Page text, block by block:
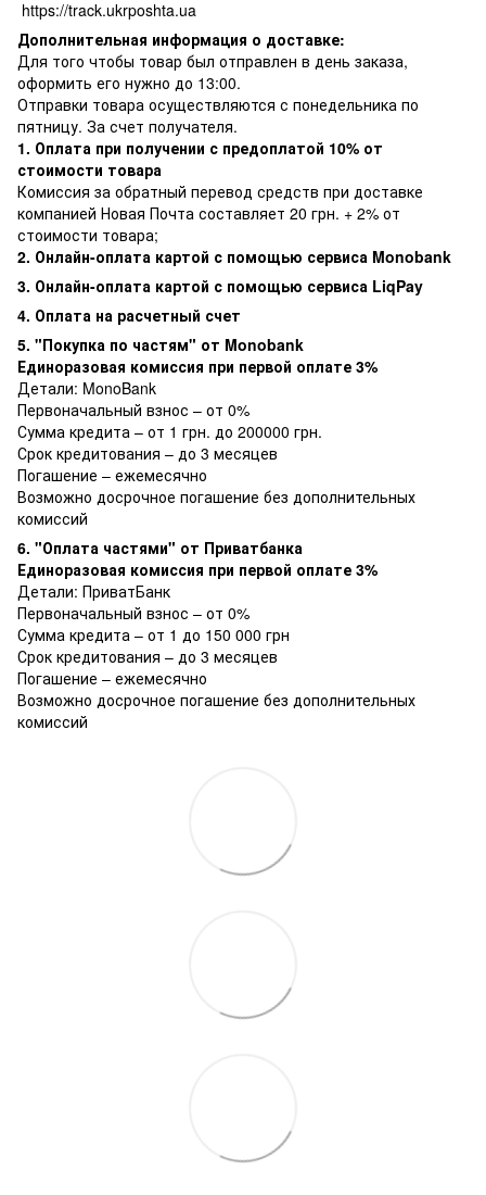
https://track.ukrposhta.ua
Дополнительная информация о доставке:
Для того чтобы товар был отправлен в день заказа,
оформить его нужно до 13:00.
Отправки товара осуществляются с понедельника по
пятницу. За счет получателя.
1. Оплата при получении с предоплатой 10% от
стоимости товара
Комиссия за обратный перевод средств при доставке
компанией Новая Почта составляет 20 грн. + 2% от
стоимости товара;
2. Онлайн-оплата картой с помощью сервиса Monobank
3. Онлайн-оплата картой с помощью сервиса LiqPay
4. Оплата на расчетный счет
5. "Покупка по частям" от Monobank
Единоразовая комиссия при первой оплате 3%
Детали: MonoBank
Первоначальный взнос – от 0%
Сумма кредита – от 1 грн. до 200000 грн.
Срок кредитования – до 3 месяцев
Погашение – ежемесячно
Возможно досрочное погашение без дополнительных
комиссий
6. "Оплата частями" от Приватбанка
Единоразовая комиссия при первой оплате 3%
Детали: ПриватБанк
Первоначальный взнос – от 0%
Сумма кредита – от 1 до 150 000 грн
Срок кредитования – до 3 месяцев
Погашение – ежемесячно
Возможно досрочное погашение без дополнительных
комиссий